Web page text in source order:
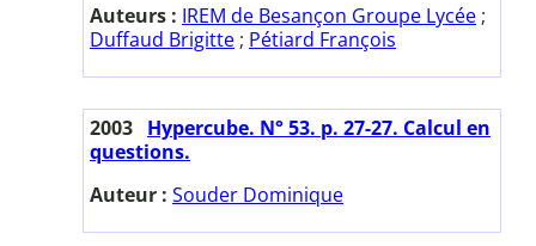
Auteurs : IREM de Besançon Groupe Lycée ;
Duffaud Brigitte ; Pétiard François
2003 Hypercube. N° 53. p. 27-27. Calcul en
questions.
Auteur : Souder Dominique